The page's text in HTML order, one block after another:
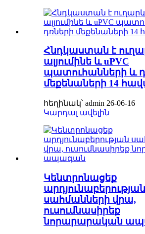
Հնդկաստան է
ալյումինե և uPVC
պատուհանների և
մեքենաների 14
հեղինակ՝ admin 26-06-16
Կարդալ ավելին
Կենտրոնացեք
արդյունաբերության
սահմանների վրա,
ուսումնասիրեք
նորարարական